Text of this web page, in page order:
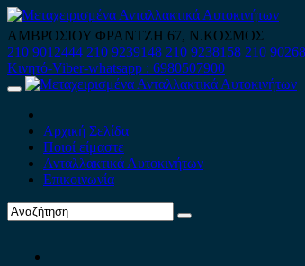
Skip
to
content
ΑΜΒΡΟΣΙΟΥ ΦΡΑΝΤΖΗ 67, Ν.ΚΟΣΜΟΣ
210 9012444 210 9239148 210 9238158 210
Κινητό-Viber-whatsapp : 6980507900
Primary
Αρχική Σελίδα
Ποιοί είμαστε
Ανταλλακτικά Αυτοκινήτων
Επικοινωνία